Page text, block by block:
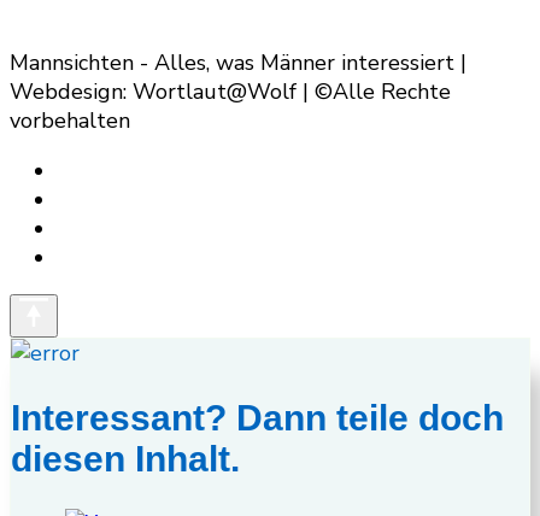
Mannsichten - Alles, was Männer interessiert |
Webdesign: Wortlaut@Wolf | ©Alle Rechte
vorbehalten
Interessant? Dann teile doch
diesen Inhalt.